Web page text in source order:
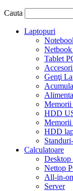
Cauta
Laptopuri
Tablet
Genţi
Memorii
HDD
Memorii
HDD
Calculatoare
Desktop
Nettop
All-in-
Server